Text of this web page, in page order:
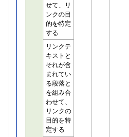
せて、リ
ンクの目
的を特定
する
リンクテ
キストと
それが含
まれてい
る段落と
を組み合
わせて、
リンクの
目的を特
定する